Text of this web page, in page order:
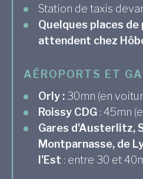
Station de taxis
Quelques places de
attendent chez
AÉROPORTS ET
Orly : 30mn (en
Roissy CDG : 45mn
Gares d'Austerlitz,
Montparnasse, de
l'Est : entre 30 et